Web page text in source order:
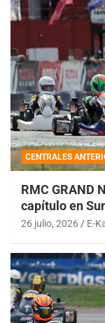
CENTRALES
RMC GRAND
capítulo en
26 julio, 2026 E-